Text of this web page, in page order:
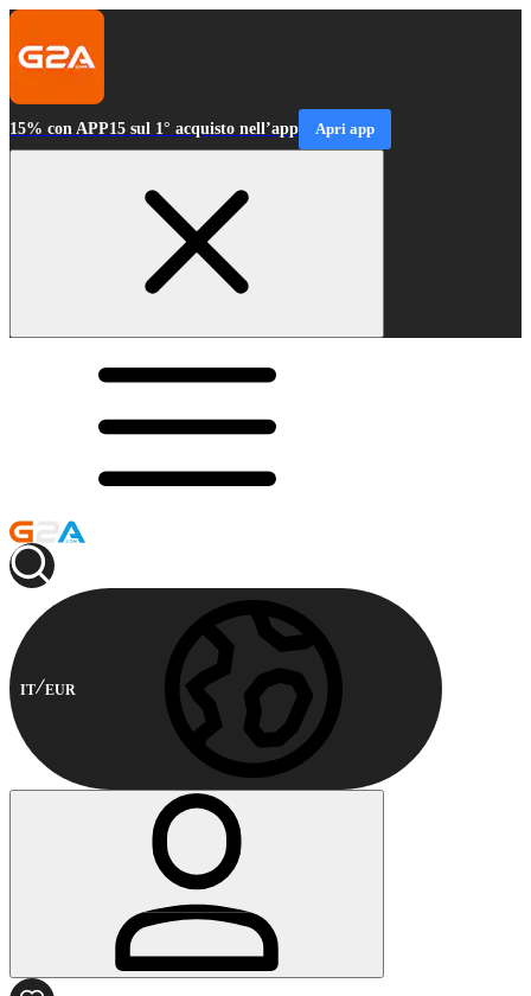
15% con APP15 sul 1° acquisto nell’app Apri app
IT EUR